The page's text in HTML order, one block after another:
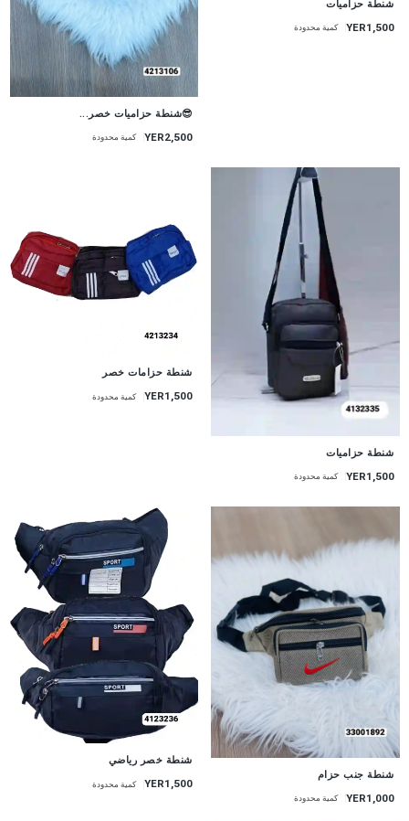
شنطة حزاميات
YER1,500 كمية محدودة
😎شنطة حزاميات خصر...
YER2,500 كمية محدودة
شنطة حزاميات
YER1,500 كمية محدودة
شنطة حزامات خصر
YER1,500 كمية محدودة
شنطة جنب حزام
YER1,000 كمية محدودة
شنطة خصر رياضي
YER1,500 كمية محدودة